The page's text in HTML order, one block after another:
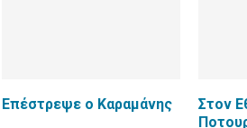
Επέστρεψε ο Καραμάνης
Στον